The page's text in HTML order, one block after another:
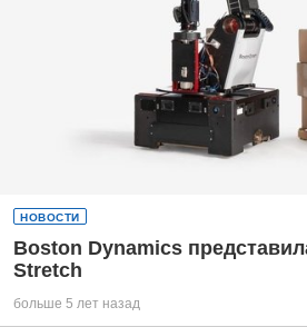
НОВОСТИ
Boston Dynamics
Stretch
больше 5 лет назад